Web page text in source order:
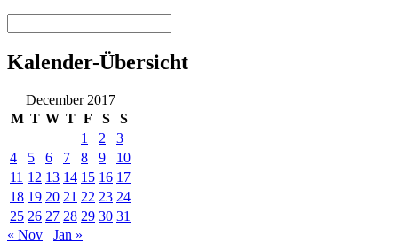
Kalender-Übersicht
December 2017
M T W T F S
S
1
2
3
4
5 6 7 8 9
10
11 12 13 14 15 16 17
18 19 20 21 22 23 24
25 26 27 28 29 30 31
« Nov
Jan »